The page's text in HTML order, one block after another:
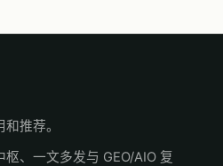
推荐。
、一文多发与 GEO/AIO 复